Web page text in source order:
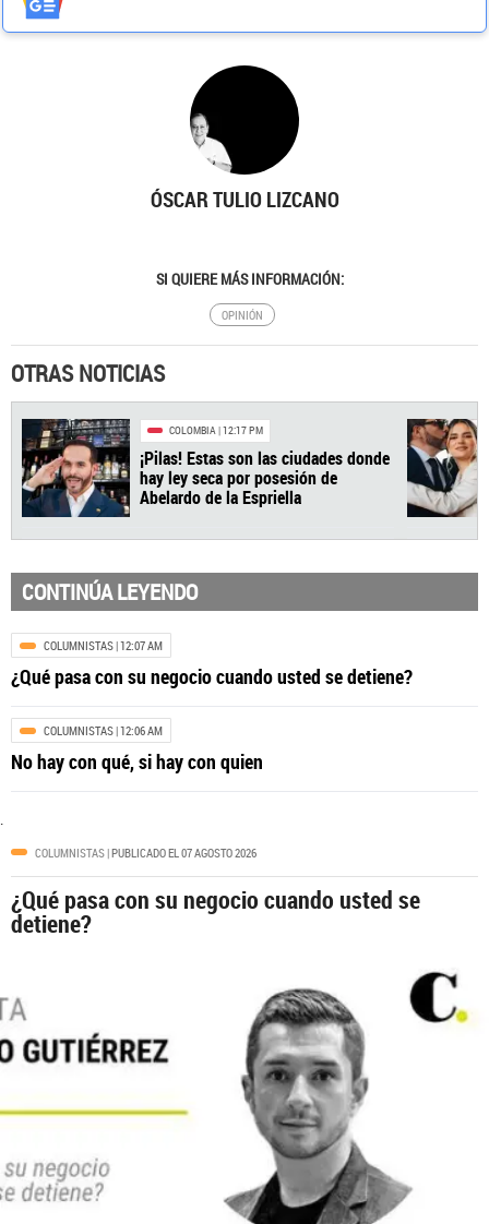
ÓSCAR TULIO LIZCANO
SI QUIERE MÁS INFORMACIÓN:
OPINIÓN
OTRAS NOTICIAS
hay ley seca por posesión de
Abelardo de la Espriella
CONTINÚA LEYENDO
COLUMNISTAS| 12:07 AM
¿Qué pasa con su negocio cuando usted se detiene?
COLUMNISTAS| 12:06 AM
No hay con qué, si hay con quien
.
COLUMNISTAS| PUBLICADO EL 07 AGOSTO 2026
¿Qué pasa con su negocio cuando usted se
detiene?